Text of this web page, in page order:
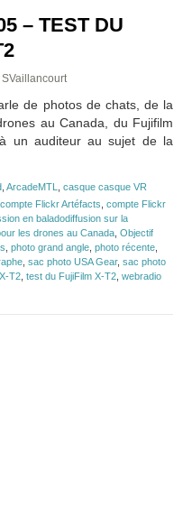
– TEST DU
SVaillancourt
de photos de chats, de la
au Canada, du Fujifilm
un auditeur au sujet de la
ArcadeMTL
casque casque VR
compte Flickr Artéfacts compte Flickr
en baladodiffusion sur la
les drones au Canada Objectif
photo grand angle photo récente
sac photo USA Gear, sac photo
T2 test du FujiFilm X-T2 webradio